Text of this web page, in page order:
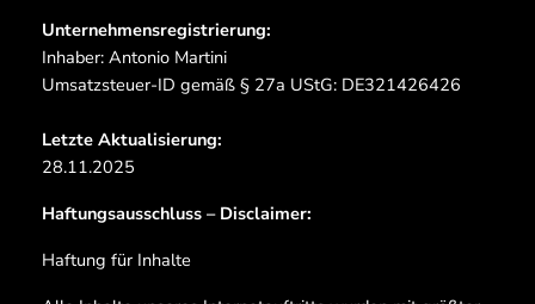
Unternehmensregistrierung:
Inhaber: Antonio Martini
Umsatzsteuer-ID gemäß § 27a UStG: DE321426426
Letzte Aktualisierung:
28.11.2025
Haftungsausschluss – Disclaimer:
Haftung für Inhalte